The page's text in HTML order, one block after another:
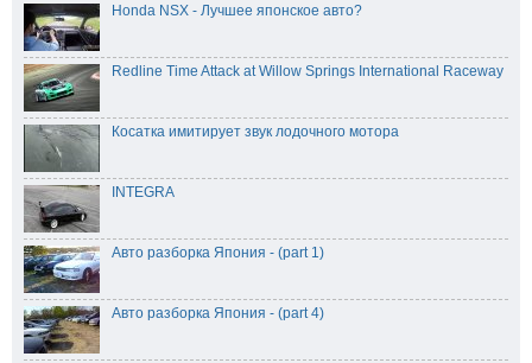
Honda NSX - Лучшее японское авто?
Redline Time Attack at Willow Springs International Raceway
Косатка имитирует звук лодочного мотора
INTEGRA
Авто разборка Япония - (part 1)
Авто разборка Япония - (part 4)